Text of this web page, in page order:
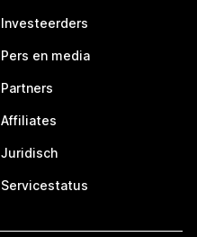
Investeerders
Pers en media
Partners
Affiliates
Juridisch
Servicestatus